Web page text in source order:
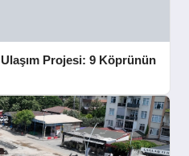
Projesi: 9 Köprünün